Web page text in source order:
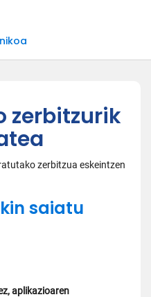
zerbitzurik
zerbitzua eskeintzen
saiatu
aplikazioaren